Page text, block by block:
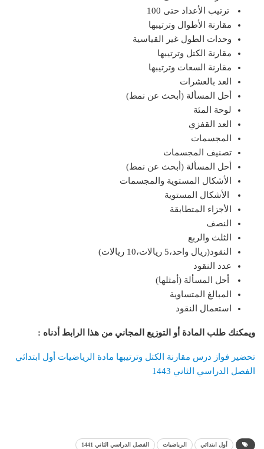
ترتيب الأعداد حتى 100
مقارنة الأطوال وترتيبها
وحدات الطول غير القياسية
مقارنة الكتل وترتيبها
مقارنة السعات وترتيبها
العد بالعشرات
أحل المسألة (أبحث عن نمط)
لوحة المئة
العد القفزي
المجسمات
تصنيف المجسمات
أحل المسألة (أبحث عن نمط)
الأشكال المستوية والمجسمات
الأشكال المستوية
الأجزاء المتطابقة
النصف
الثلث والربع
النقود(ريال واحد،5 ريالات،10 ريالات)
عدد النقود
أحل المسألة (أمثلها)
المبالغ المتساوية
استعمال النقود
ويمكنك طلب المادة أو التوزيع المجاني من هذا الرابط أدناه :
تحضير فواز درس مقارنة الكتل وترتيبها مادة الرياضيات أول ابتدائي
الفصل الدراسي الثاني 1443
أول ابتدائي الرياضيات الفصل الدراسي الثاني 1441